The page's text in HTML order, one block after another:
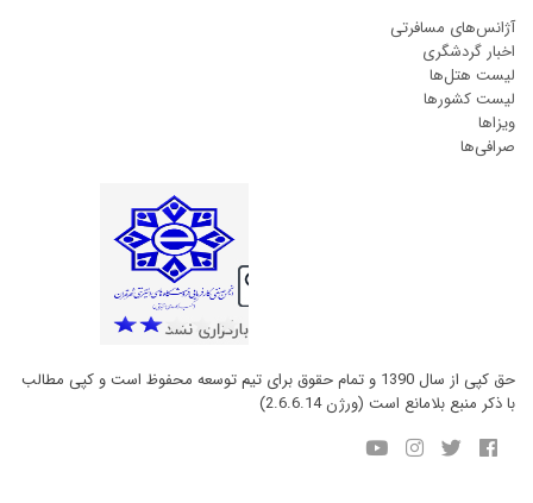
آژانس‌های مسافرتی
اخبار گردشگری
لیست هتل‌ها
لیست کشورها
ویزاها
صرافی‌ها
حق کپی از سال 1390 و تمام حقوق برای تیم توسعه محفوظ است و کپی مطالب
با ذکر منبع بلامانع است (ورژن 2.6.6.14)